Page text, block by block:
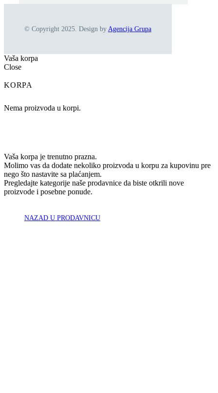
© Copyright 2025. Design by Agencija Grupa
Vaša korpa
Close
KORPA
Nema proizvoda u korpi.
Vaša korpa je trenutno prazna.
Molimo vas da dodate nekoliko proizvoda u korpu za kupovinu pre
nego što nastavite sa plaćanjem.
Pregledajte kategorije naše prodavnice da biste otkrili nove
proizvode i posebne ponude.
NAZAD U PRODAVNICU